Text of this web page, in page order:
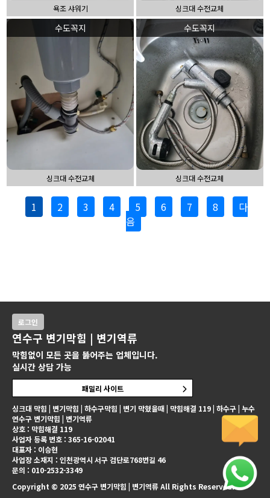
욕조 샤워기 싱크대 수전교체
수도꼭지
싱크대 수전교체
수도꼭지
싱크대 수전교체
1 2 3 4 5 6 7 8
다
음
싱크대 막힘 | 변기막힘 | 하수구막힘 | 변기 막혔을때 | 막힘해결 119 | 하수구 | 누수
연수구 변기막힘 | 변기역류
상호 : 막힘해결 119
사업자 등록 번호 : 365-16-02041
대표자 : 이승현
사업장 소재지 : 인천광역시 서구 검단로768번길 46
문의 : 010-2532-3349
Copyright © 2025 연수구 변기막힘 | 변기역류 All Rights Reserved.
로그인
연수구 변기막힘 | 변기역류
막힘없이 모든 곳을 뚫어주는 업체입니다.
실시간 상담 가능
패밀리 사이트